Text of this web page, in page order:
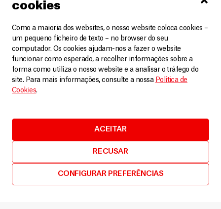
cookies
Como a maioria dos websites, o nosso website coloca cookies –
um pequeno ficheiro de texto – no browser do seu
computador. Os cookies ajudam-nos a fazer o website
funcionar como esperado, a recolher informações sobre a
forma como utiliza o nosso website e a analisar o tráfego do
site. Para mais informações, consulte a nossa Política de
Cookies.
ACEITAR
RECUSAR
CONFIGURAR PREFERÊNCIAS
Ébola: recuperação e vida depois da doença